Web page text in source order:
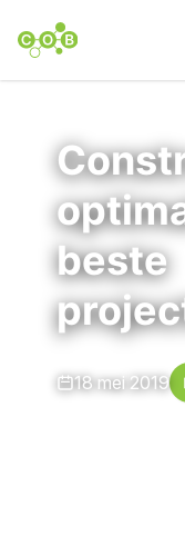
beste
18 mei 2019